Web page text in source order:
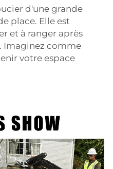
d'une grande
place. Elle est
et à ranger après
Imaginez comme
votre espace